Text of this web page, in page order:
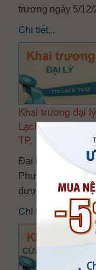
trương ngày 5/12/
Chi tiết...
Khai trương đại
Lạch Tray,
TP. Hải Phòng
Đại lý Kymdan –
Phường Lạch
được khai trương
Chi tiết...